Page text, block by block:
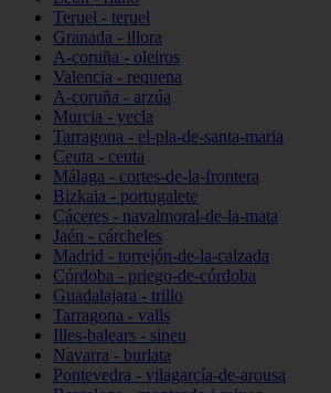
Teruel - teruel
Granada - illora
A-coruña - oleiros
Valencia - requena
A-coruña - arzúa
Murcia - yecla
Tarragona - el-pla-de-santa-maria
Ceuta - ceuta
Málaga - cortes-de-la-frontera
Bizkaia - portugalete
Cáceres - navalmoral-de-la-mata
Jaén - cárcheles
Madrid - torrejón-de-la-calzada
Córdoba - priego-de-córdoba
Guadalajara - trillo
Tarragona - valls
Illes-balears - sineu
Navarra - burlata
Pontevedra - vilagarcía-de-arousa